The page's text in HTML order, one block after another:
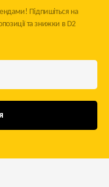
Підпишіться на
та знижки в D2